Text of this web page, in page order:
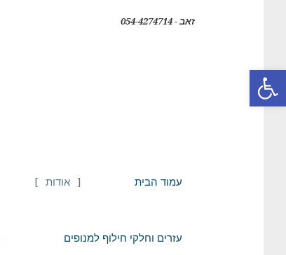
פתח סרגל נגישות
זאב - 054-4274714
עמוד הבית אודות
עזרים וחלקי חילוף למנופים